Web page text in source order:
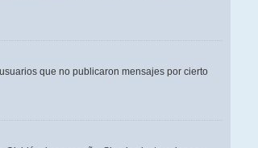
que no publicaron mensajes por cierto